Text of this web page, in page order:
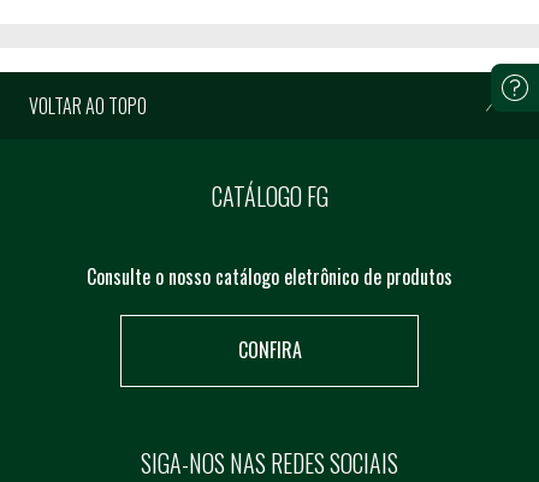
VOLTAR AO TOPO
CATÁLOGO FG
Consulte o nosso catálogo eletrônico de produtos
CONFIRA
SIGA-NOS NAS REDES SOCIAIS